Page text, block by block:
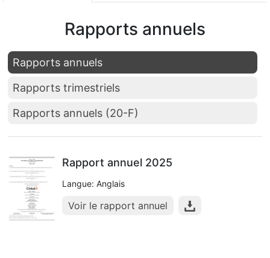
Rapports annuels
Rapports annuels
Rapports trimestriels
Rapports annuels (20-F)
Rapport annuel 2025
Langue: Anglais
Voir le rapport annuel